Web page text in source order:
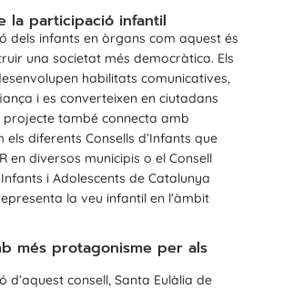
la participació infantil
dels infants en òrgans com aquest és
una societat més democràtica. Els
habilitats comunicatives,
i es converteixen en ciutadans
projecte també connecta amb
els diferents Consells d’Infants que
en diversos municipis o el Consell
i Adolescents de Catalunya
la veu infantil en l’àmbit
més protagonisme per als
d’aquest consell, Santa Eulàlia de